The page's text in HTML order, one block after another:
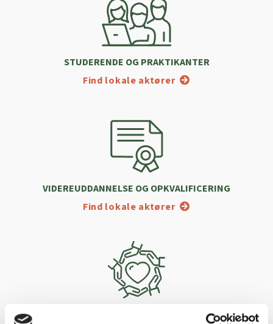
STUDERENDE OG PRAKTIKANTER
Find lokale aktører
VIDEREUDDANNELSE OG OPKVALIFICERING
Find lokale aktører
TILKNYTNING AF MEDARBEJDERE